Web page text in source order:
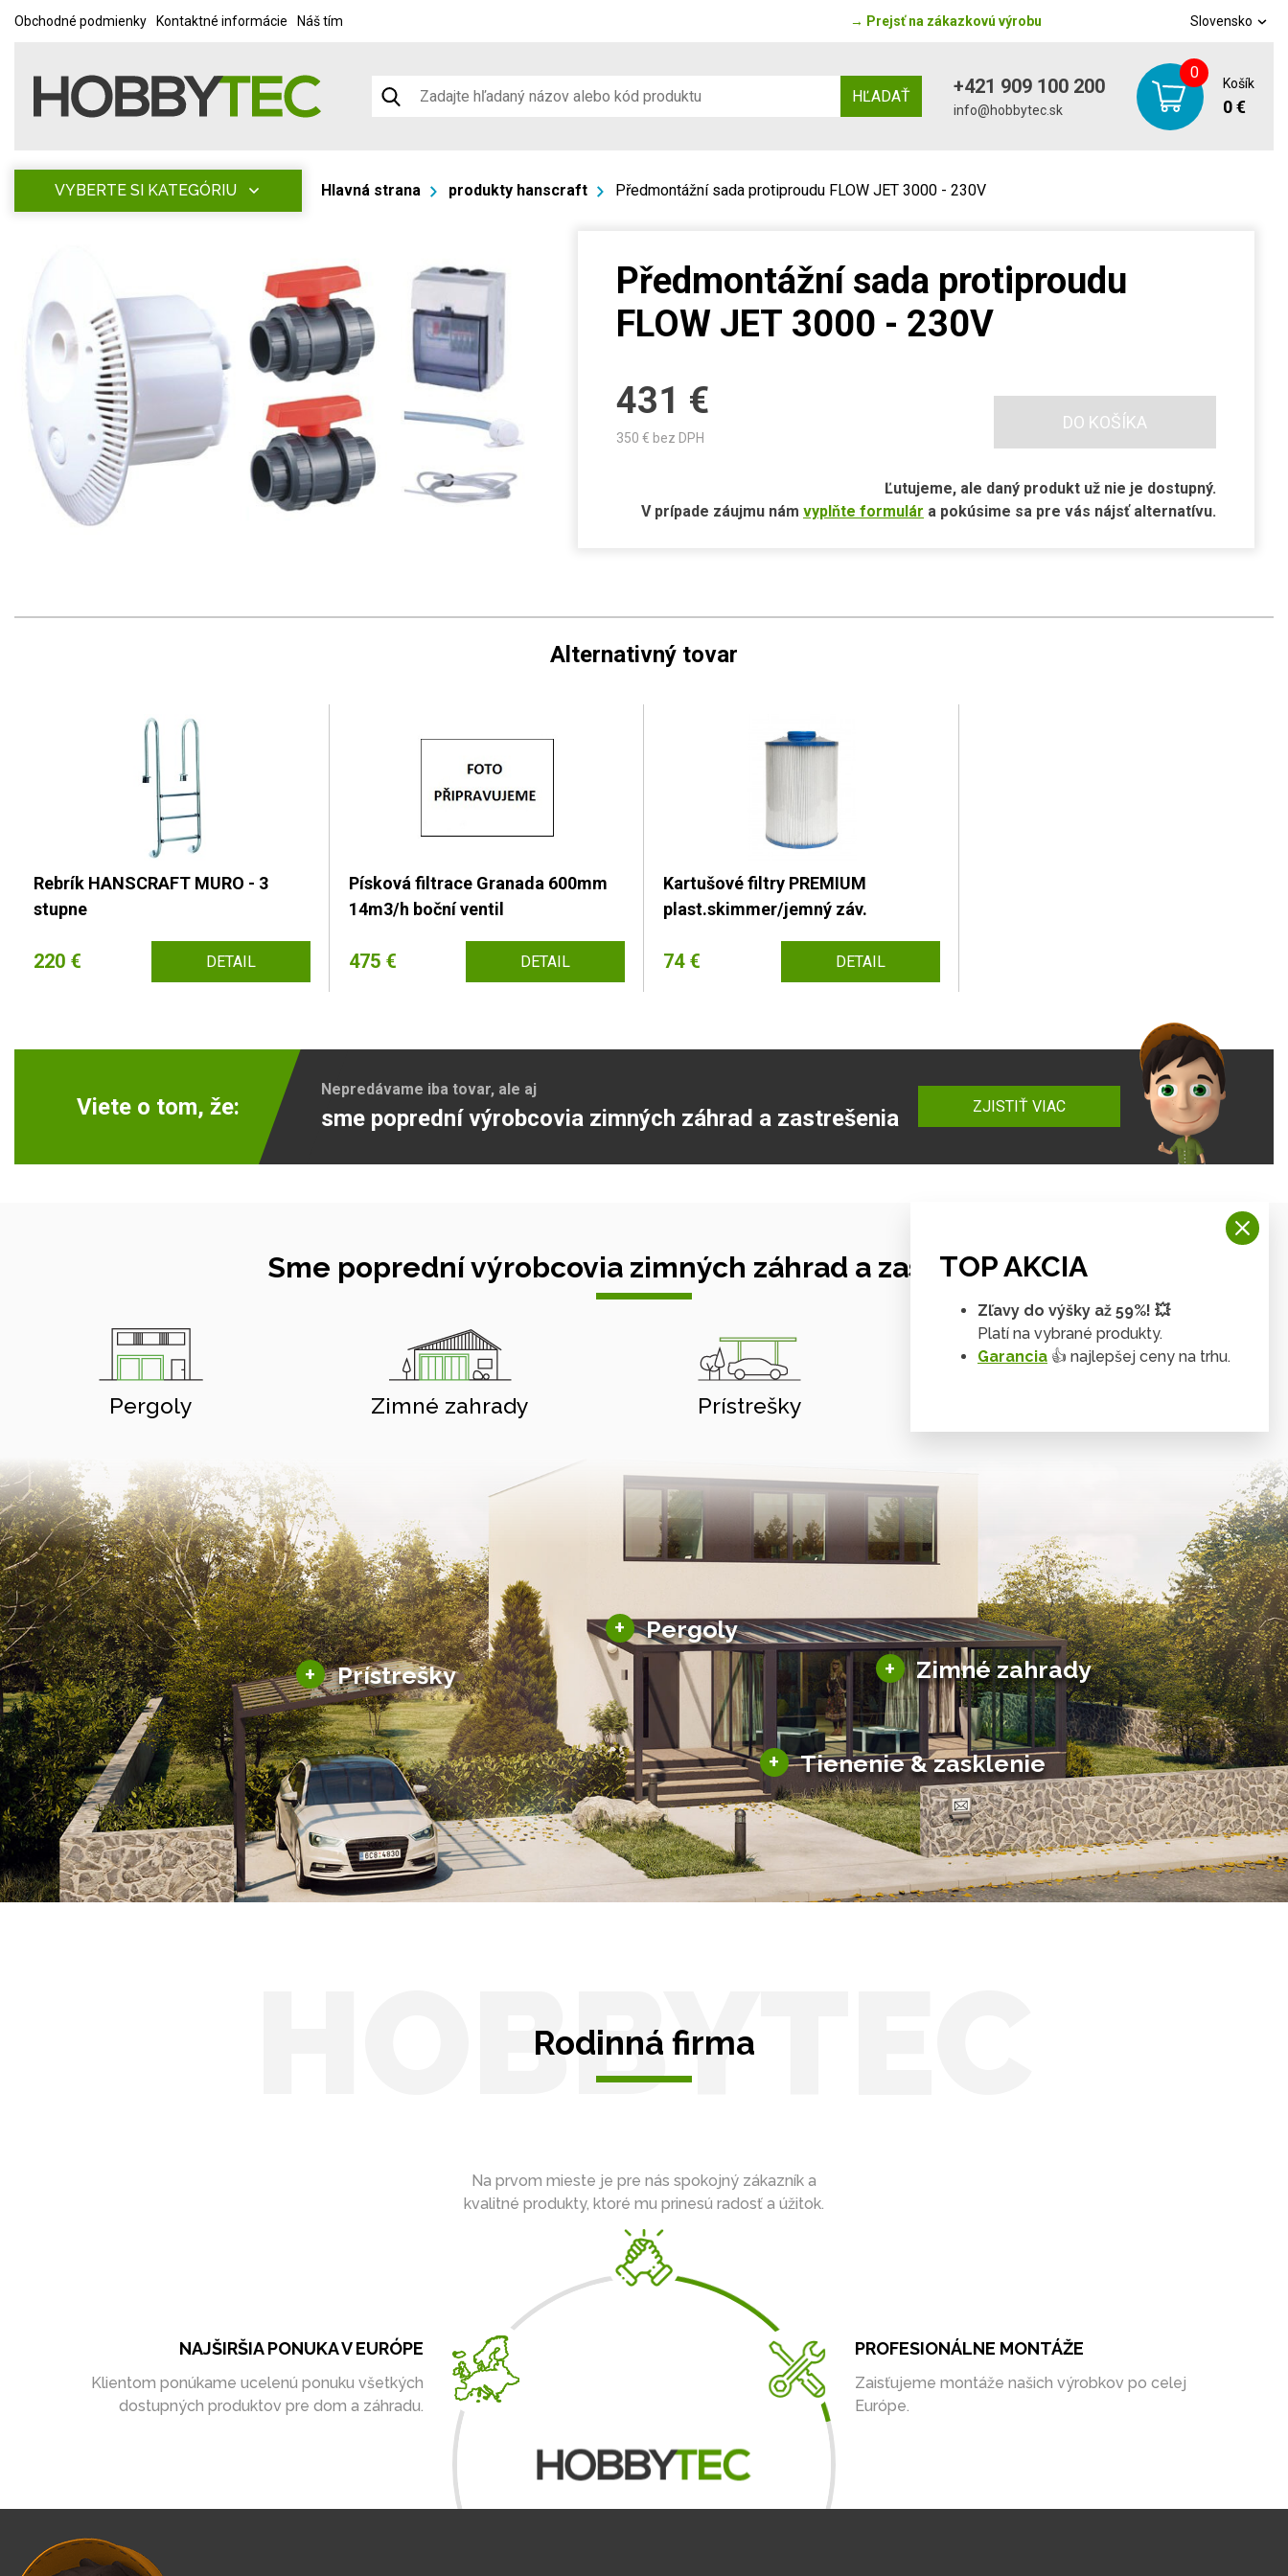
Obchodné podmienky Kontaktné informácie Náš tím → Prejsť na zákazkovú výrobu Slovensko
HĽADAŤ +421 909 100 200
info@hobbytec.sk
0
Košík
0 €
VYBERTE SI KATEGÓRIU Hlavná strana produkty hanscraft Předmontážní sada protiproudu FLOW JET 3000 - 230V
Předmontážní sada protiproudu
FLOW JET 3000 - 230V
431 €
350 € bez DPH
DO KOŠÍKA
Ľutujeme, ale daný produkt už nie je dostupný.
V prípade záujmu nám vyplňte formulár a pokúsime sa pre vás nájsť alternatívu.
Alternativný tovar
Rebrík HANSCRAFT MURO - 3
stupne
220 € DETAIL
Písková filtrace Granada 600mm
14m3/h boční ventil
475 € DETAIL
Kartušové filtry PREMIUM
plast.skimmer/jemný záv.
74 € DETAIL
Viete o tom, že:
Nepredávame iba tovar, ale aj
sme poprední výrobcovia zimných záhrad a zastrešenia ZJISTIŤ VIAC
Sme poprední výrobcovia zimných záhrad a zastrešení
Pergoly Zimné zahrady Prístrešky
+ Pergoly
Hliníkové pergoly
Bioklimatické pergoly
Altány a zastrešenie
Solárne pergoly
+ Zimné zahrady
Sezónne zimné záhrady
Hliníkové zimné záhrady
Posuvné zimné záhrady
Solárne zimné záhrady
+ Prístrešky
Hliníkové prístrešky
Solárne prístrešky pre auto
+ Tienenie & zasklenie
Tienenie
Zasklenie
HOBBYTEC
Rodinná firma
Na prvom mieste je pre nás spokojný zákazník a
kvalitné produkty, ktoré mu prinesú radosť a úžitok.
PROFESIONÁLNE MONTÁŽE
Zaisťujeme montáže našich výrobkov po celej
Európe.
NAJŠIRŠIA PONUKA V EURÓPE
Klientom ponúkame ucelenú ponuku všetkých
dostupných produktov pre dom a záhradu.
TOP AKCIA
Zľavy do výšky až 59%! 💥
Platí na vybrané produkty.
Garancia 👍 najlepšej ceny na trhu.